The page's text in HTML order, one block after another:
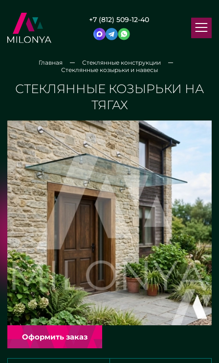
+7 (812) 509-12-40
Главная
Стеклянные конструкции
Стеклянные козырьки и навесы
СТЕКЛЯННЫЕ КОЗЫРЬКИ НА
ТЯГАХ
Оформить заказ